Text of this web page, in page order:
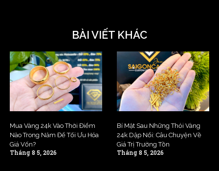
BÀI VIẾT KHÁC
Mua Vàng 24k Vào Thời Điểm
Nào Trong Năm Để Tối Ưu Hóa
Giá Vốn?
Tháng 8 5, 2026
Bí Mật Sau Những Thỏi Vàng
24k Dập Nổi: Câu Chuyện Về
Giá Trị Trường Tồn
Tháng 8 5, 2026